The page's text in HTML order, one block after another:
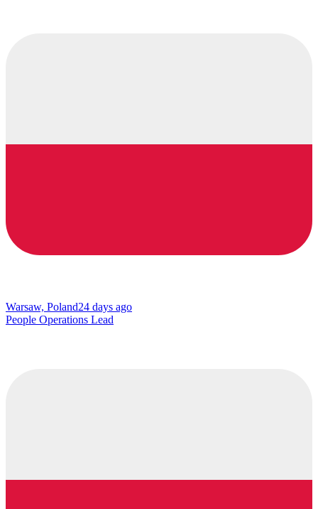
Warsaw, Poland24 days ago
People Operations Lead